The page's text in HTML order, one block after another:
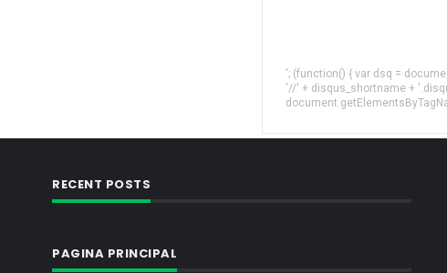
'; (function() { var dsq =
'//' + disqus_shortname +
RECENT POSTS
PAGINA PRINCIPAL